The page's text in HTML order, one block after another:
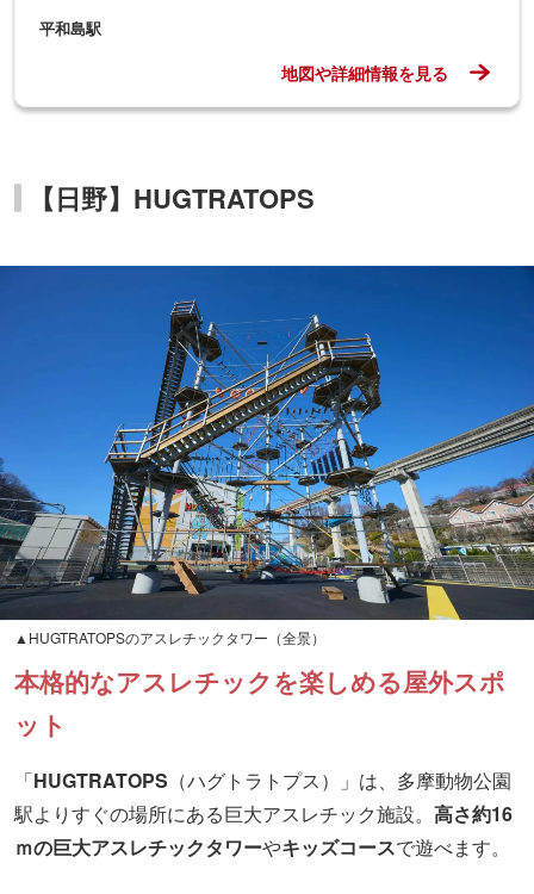
平和島駅
地図や詳細情報を見る
【日野】HUGTRATOPS
▲HUGTRATOPSのアスレチックタワー（全景）
本格的なアスレチックを楽しめる屋外スポ
ット
「HUGTRATOPS （ハグトラトプス）」は、多摩動物公園
駅よりすぐの場所にある巨大アスレチック施設。 高さ約16
ｍの巨大アスレチックタワーやキッズコースで遊べます。